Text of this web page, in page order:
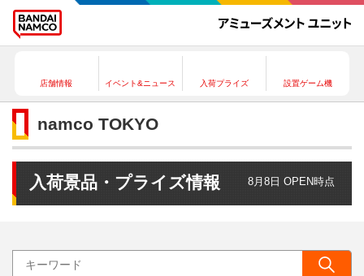
店舗情報 イベント&ニュース 入荷プライズ 設置ゲーム機
namco TOKYO
入荷景品・プライズ情報 8月8日 OPEN時点